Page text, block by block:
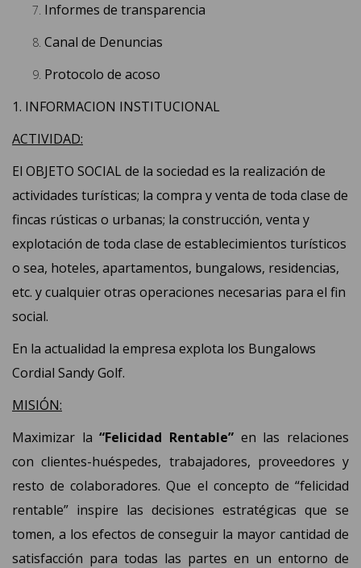
Informes de transparencia
Canal de Denuncias
Protocolo de acoso
1. INFORMACION INSTITUCIONAL
ACTIVIDAD:
El OBJETO SOCIAL de la sociedad es la realización de
actividades turísticas; la compra y venta de toda clase de
fincas rústicas o urbanas; la construcción, venta y
explotación de toda clase de establecimientos turísticos
o sea, hoteles, apartamentos, bungalows, residencias,
etc. y cualquier otras operaciones necesarias para el fin
social.
En la actualidad la empresa explota los Bungalows
Cordial Sandy Golf.
MISIÓN:
Maximizar la“Felicidad Rentable” en las relaciones
con clientes-huéspedes, trabajadores, proveedores y
resto de colaboradores. Que el concepto de “felicidad
rentable” inspire las decisiones estratégicas que se
tomen, a los efectos de conseguir la mayor cantidad de
satisfacción para todas las partes en un entorno de